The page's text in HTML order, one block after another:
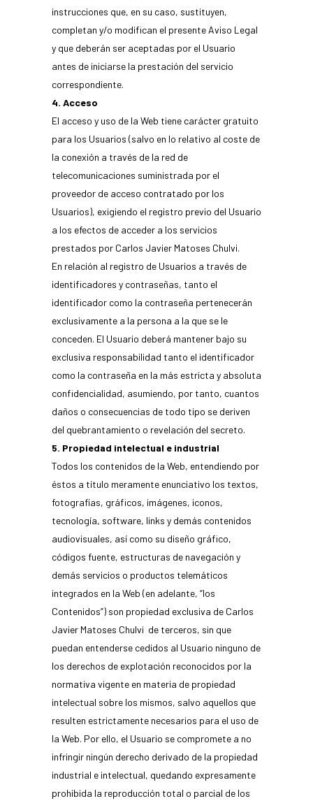
instrucciones que, en su caso, sustituyen,
completan y/o modifican el presente Aviso Legal
y que deberán ser aceptadas por el Usuario
antes de iniciarse la prestación del servicio
correspondiente.
4. Acceso
El acceso y uso de la Web tiene carácter gratuito
para los Usuarios (salvo en lo relativo al coste de
la conexión a través de la red de
telecomunicaciones suministrada por el
proveedor de acceso contratado por los
Usuarios), exigiendo el registro previo del Usuario
a los efectos de acceder a los servicios
prestados por Carlos Javier Matoses Chulvi.
En relación al registro de Usuarios a través de
identificadores y contraseñas, tanto el
identificador como la contraseña pertenecerán
exclusivamente a la persona a la que se le
conceden. El Usuario deberá mantener bajo su
exclusiva responsabilidad tanto el identificador
como la contraseña en la más estricta y absoluta
confidencialidad, asumiendo, por tanto, cuantos
daños o consecuencias de todo tipo se deriven
del quebrantamiento o revelación del secreto.
5. Propiedad intelectual e industrial
Todos los contenidos de la Web, entendiendo por
éstos a título meramente enunciativo los textos,
fotografías, gráficos, imágenes, iconos,
tecnología, software, links y demás contenidos
audiovisuales, así como su diseño gráfico,
códigos fuente, estructuras de navegación y
demás servicios o productos telemáticos
integrados en la Web (en adelante, “los
Contenidos”) son propiedad exclusiva de Carlos
Javier Matoses Chulvi de terceros, sin que
puedan entenderse cedidos al Usuario ninguno de
los derechos de explotación reconocidos por la
normativa vigente en materia de propiedad
intelectual sobre los mismos, salvo aquellos que
resulten estrictamente necesarios para el uso de
la Web. Por ello, el Usuario se compromete a no
infringir ningún derecho derivado de la propiedad
industrial e intelectual, quedando expresamente
prohibida la reproducción total o parcial de los